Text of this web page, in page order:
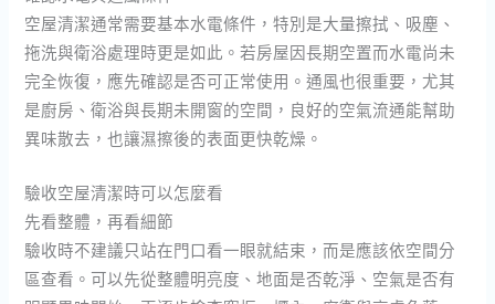
空屋清潔通常需要基本水電條件，特別是大量擦拭、吸塵、
拖洗與衛浴處理時更是如此。若房屋因長期空置而水電尚未
完全恢復，應先確認是否可正常使用。通風也很重要，尤其
是廚房、衛浴與長期未開窗的空間，良好的空氣流通能幫助
異味散去，也讓濕擦後的表面更快乾燥。
驗收空屋清潔時可以怎麼看
先看整體，再看細節
驗收時不建議只站在門口看一眼就結束，而是應該依空間分
區查看。可以先從整體明亮度、地面是否乾淨、空氣是否有